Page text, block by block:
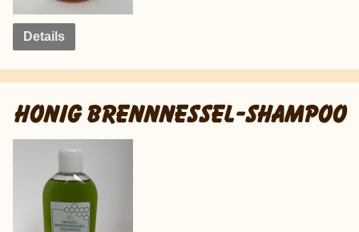
Details
HONIG BRENNNESSEL-SHAMPOO